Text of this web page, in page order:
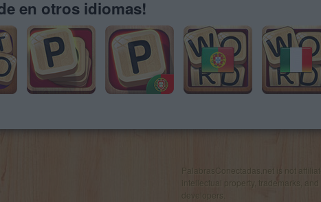
en otros idiomas!
PalabrasConectadas.net is not
intellectual property, trademarks,
developers.